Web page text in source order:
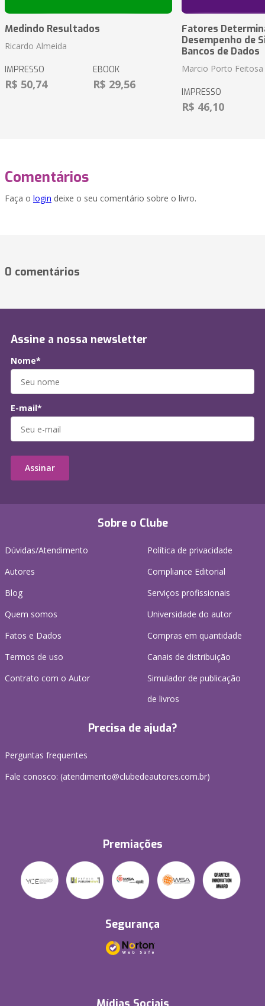
Medindo Resultados
Ricardo Almeida
IMPRESSO
R$ 50,74
EBOOK
R$ 29,56
Fatores
Desempenho de
Bancos de Dados
Marcio Porto Feitosa
IMPRESSO
R$ 46,10
Comentários
Faça o login deixe o seu comentário sobre o livro.
0 comentários
Sobre o Clube
Dúvidas/Atendimento
Autores
Blog
Quem somos
Fatos e Dados
Termos de uso
Contrato com o Autor
Política de privacidade
Compliance Editorial
Serviços profissionais
Universidade do autor
Compras em quantidade
Canais de distribuição
Simulador de publicação
de livros
Precisa de ajuda?
Perguntas frequentes
Fale conosco: (atendimento@clubedeautores.com.br)
Premiações
Segurança
Assine a nossa newsletter
Nome*
E-mail*
Assinar